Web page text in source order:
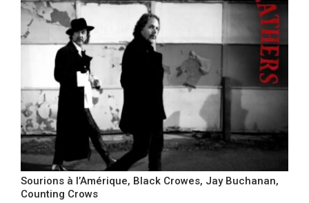
Sourions à l’Amérique, Black Crowes, Jay Buchanan,
Counting Crows